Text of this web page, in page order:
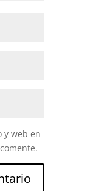
y web en